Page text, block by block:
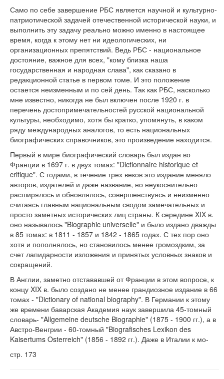
Само по себе завершение РБС является научной и культурно-
патриотической задачей отечественной исторической науки, и
выполнить эту задачу реально можно именно в настоящее
время, когда к этому нет ни идеологических, ни
организационных препятствий. Ведь РБС - национальное
достояние, важное для всех, "кому близка наша
государственная и народная слава", как сказано в
редакционной статье в первом томе. И это положение
остается неизменным и по сей день. Так как РБС, насколько
мне известно, никогда не был включен после 1920 г. в
перечень достопримечательностей русской национальной
культуры, необходимо, хотя бы кратко, упомянуть, в каком
ряду международных аналогов, то есть национальных
биографических справочников, это произведение находится.
Первый в мире биографический словарь был издан во
Франции в 1697 г. в двух томах: "Dictionnaire historique et
critique". С годами, в течение трех веков это издание меняло
авторов, издателей и даже название, но неукоснительно
расширялось и обновлялось, совершенствуясь и неизменно
считаясь главным национальным сводом замечательных и
просто заметных исторических лиц страны. К середине XIX в.
оно называлось "Biographic universelle" и было издано дважды
в 85 томах: в 1811 - 1857 и 1842 - 1865 годах. С тех пор оно
хотя и пополнялось, но становилось менее громоздким, за
счет лапидарности изложения и принятых условных знаков и
сокращений.
В Англии, заметно отстававшей от Франции в этом вопросе, к
концу XIX в. было создано не менее грандиозное издание в 66
томах - "Dictionary of national biography". В Германии к этому
же времени баварская Академия наук завершила 45-томный
словарь- "Allgemeine deutsche Biographie" (1875 - 1900 гг.), а в
Австро-Венгрии - 60-томный "Biografisches Lexikon des
Kaisertums Osterreich" (1856 - 1892 гг.). Даже в Италии к мо-
стр. 173